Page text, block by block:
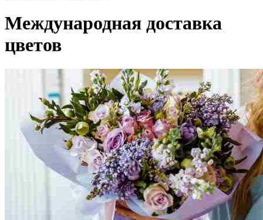
Международная доставка
цветов